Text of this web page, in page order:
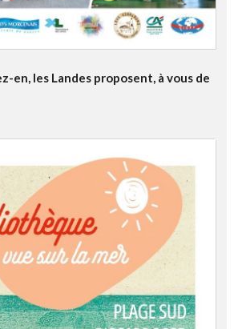
en, les Landes proposent, à vous de